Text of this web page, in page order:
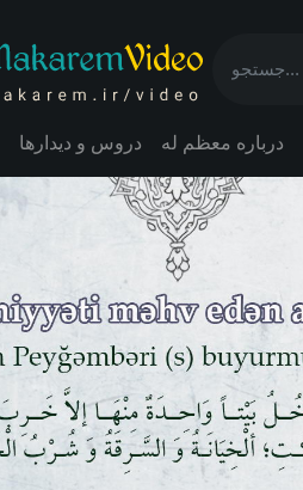
دروس و دیدارها درباره معظم له